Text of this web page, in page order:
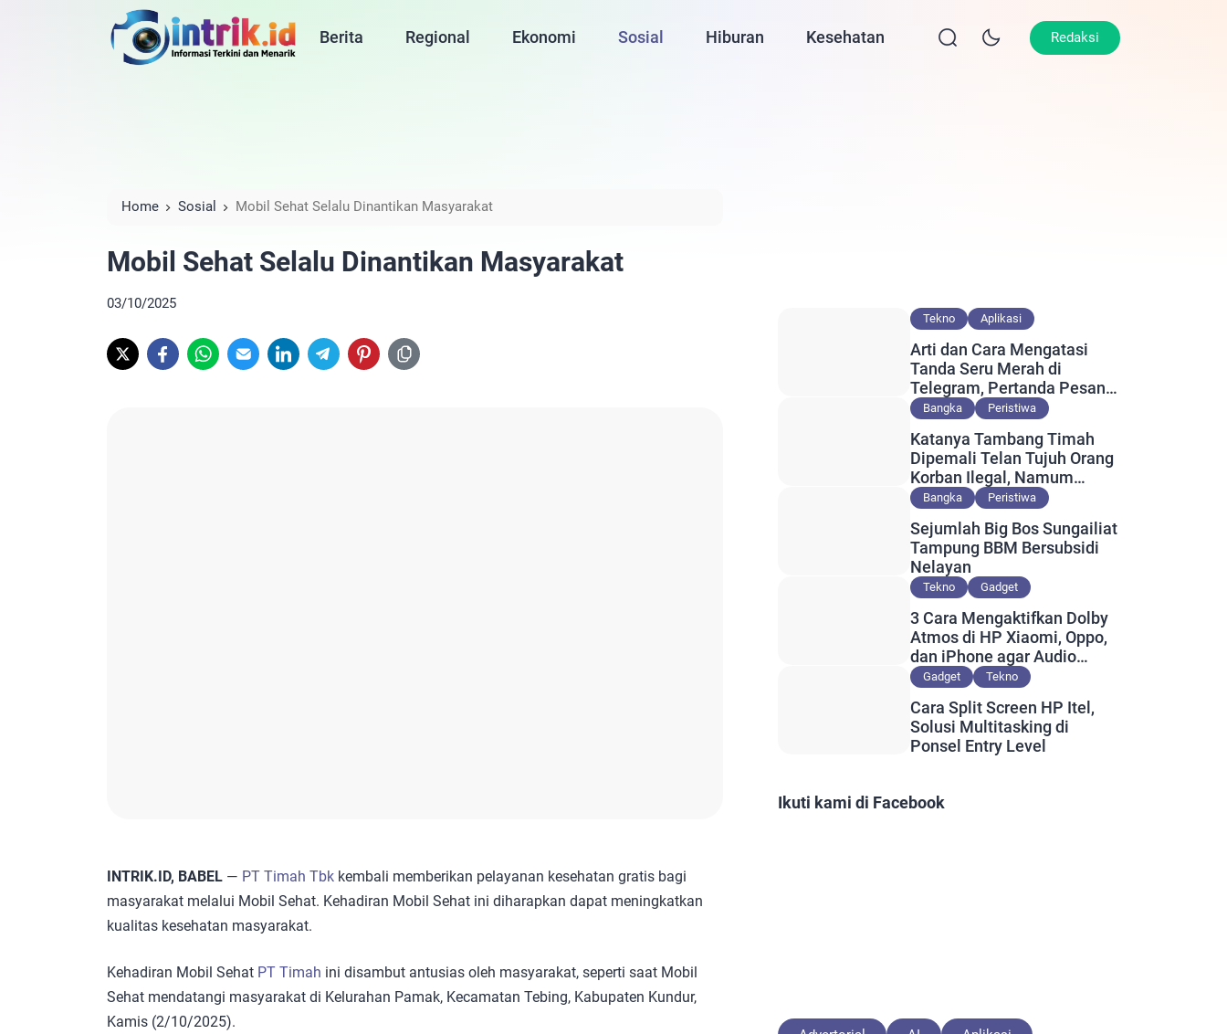
Berita Regional Ekonomi Sosial Hiburan Kesehatan Lifestyle Olahraga
Redaksi
Home Sosial Mobil Sehat Selalu Dinantikan Masyarakat
Mobil Sehat Selalu Dinantikan Masyarakat
03/10/2025
INTRIK.ID, BABEL — PT Timah Tbk kembali memberikan pelayanan kesehatan gratis bagi
masyarakat melalui Mobil Sehat. Kehadiran Mobil Sehat ini diharapkan dapat meningkatkan
kualitas kesehatan masyarakat.
Kehadiran Mobil Sehat PT Timah ini disambut antusias oleh masyarakat, seperti saat Mobil
Sehat mendatangi masyarakat di Kelurahan Pamak, Kecamatan Tebing, Kabupaten Kundur,
Kamis (2/10/2025).
Tekno Aplikasi
Arti dan Cara Mengatasi
Tanda Seru Merah di
Telegram, Pertanda Pesan
Gagal Terkirim?
Bangka Peristiwa
Katanya Tambang Timah
Dipemali Telan Tujuh Orang
Korban Ilegal, Namum
Muncul Slip Pembayaran
Bangka Peristiwa
Sejumlah Big Bos Sungailiat
Tampung BBM Bersubsidi
Nelayan
Tekno Gadget
3 Cara Mengaktifkan Dolby
Atmos di HP Xiaomi, Oppo,
dan iPhone agar Audio
Lebih Maksimal
Gadget Tekno
Cara Split Screen HP Itel,
Solusi Multitasking di
Ponsel Entry Level
Ikuti kami di Facebook